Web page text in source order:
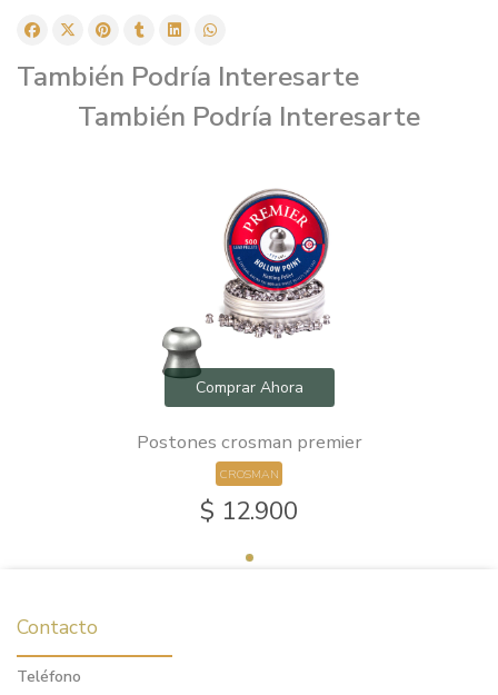
También Podría Interesarte
También Podría Interesarte
Comprar Ahora
Postones crosman premier
CROSMAN
$ 12.900
Contacto
Teléfono